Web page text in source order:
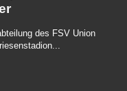
des FSV Union